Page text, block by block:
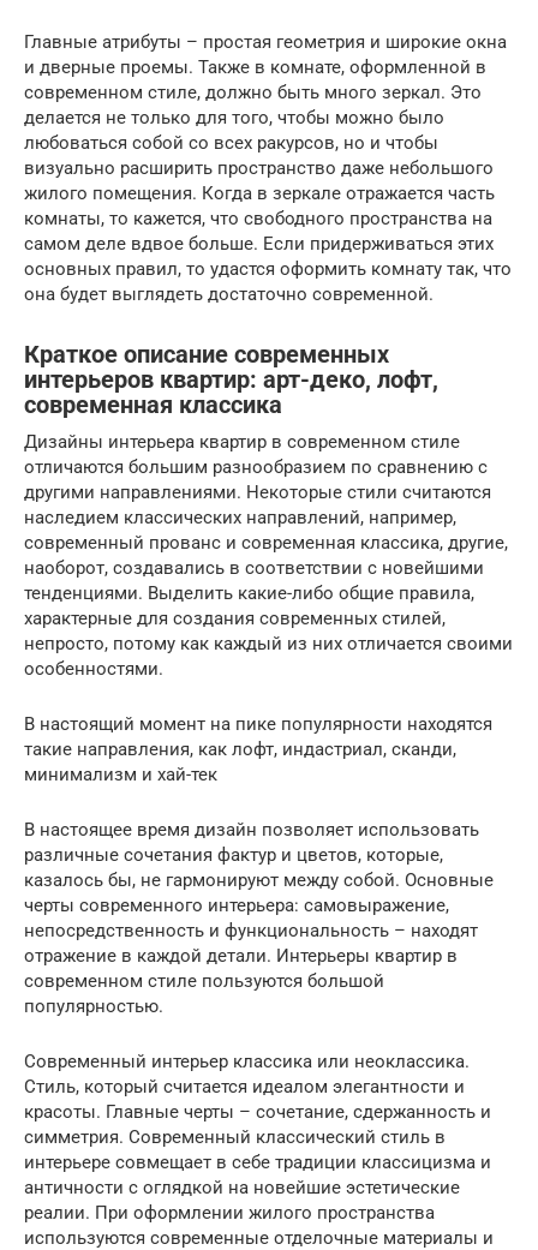
Главные атрибуты – простая геометрия и широкие окна
и дверные проемы. Также в комнате, оформленной в
современном стиле, должно быть много зеркал. Это
делается не только для того, чтобы можно было
любоваться собой со всех ракурсов, но и чтобы
визуально расширить пространство даже небольшого
жилого помещения. Когда в зеркале отражается часть
комнаты, то кажется, что свободного пространства на
самом деле вдвое больше. Если придерживаться этих
основных правил, то удастся оформить комнату так, что
она будет выглядеть достаточно современной.
Краткое описание современных
интерьеров квартир: арт-деко, лофт,
современная классика
Дизайны интерьера квартир в современном стиле
отличаются большим разнообразием по сравнению с
другими направлениями. Некоторые стили считаются
наследием классических направлений, например,
современный прованс и современная классика, другие,
наоборот, создавались в соответствии с новейшими
тенденциями. Выделить какие-либо общие правила,
характерные для создания современных стилей,
непросто, потому как каждый из них отличается своими
особенностями.
В настоящий момент на пике популярности находятся
такие направления, как лофт, индастриал, сканди,
минимализм и хай-тек
В настоящее время дизайн позволяет использовать
различные сочетания фактур и цветов, которые,
казалось бы, не гармонируют между собой. Основные
черты современного интерьера: самовыражение,
непосредственность и функциональность – находят
отражение в каждой детали. Интерьеры квартир в
современном стиле пользуются большой
популярностью.
Современный интерьер классика или неоклассика.
Стиль, который считается идеалом элегантности и
красоты. Главные черты – сочетание, сдержанность и
симметрия. Современный классический стиль в
интерьере совмещает в себе традиции классицизма и
античности с оглядкой на новейшие эстетические
реалии. При оформлении жилого пространства
используются современные отделочные материалы и